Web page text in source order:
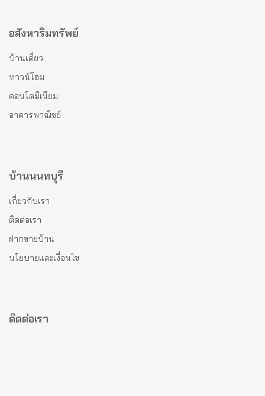
อสังหาริมทรัพย์
บ้านเดี่ยว
ทาวน์โฮม
คอนโดมีเนียม
อาคารพาณิชย์
บ้านนนทบุรี
เกี่ยวกับเรา
ติดต่อเรา
ฝากขายบ้าน
นโยบายและเงื่อนไข
ติดต่อเรา